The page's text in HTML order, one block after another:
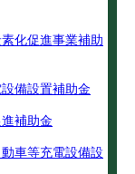
化促進事業補助
備設置補助金
補助金
車等充電設備設